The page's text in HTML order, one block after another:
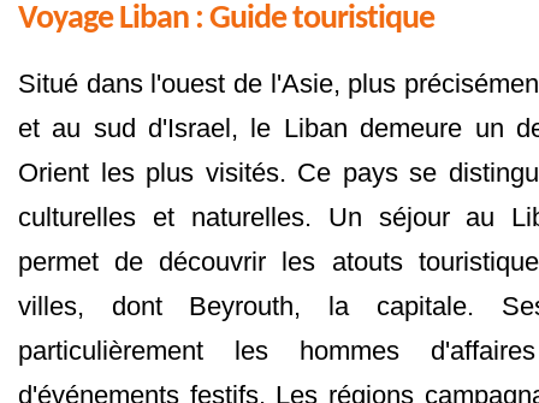
Voyage Liban : Guide touristique
Situé dans l'ouest de l'Asie, plus
et au sud d'Israel, le Liban demeure un
Orient les plus visités. Ce pays se
culturelles et naturelles. Un séjour au
permet de découvrir les atouts
villes, dont Beyrouth, la capitale.
particulièrement les hommes
d'événements festifs. Les régions